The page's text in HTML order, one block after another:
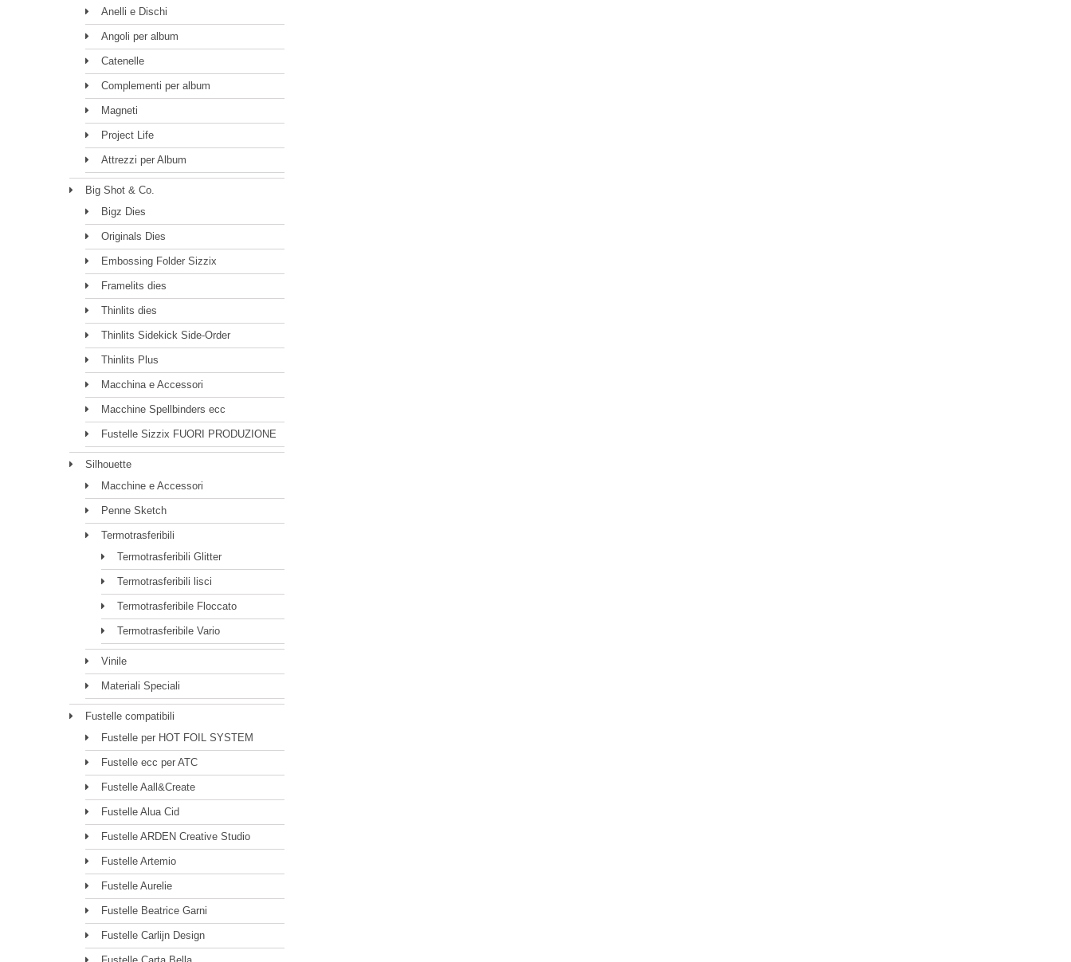
Anelli e Dischi
Angoli per album
Catenelle
Complementi per album
Magneti
Project Life
Attrezzi per Album
Big Shot & Co.
Bigz Dies
Originals Dies
Embossing Folder Sizzix
Framelits dies
Thinlits dies
Thinlits Sidekick Side-Order
Thinlits Plus
Macchina e Accessori
Macchine Spellbinders ecc
Fustelle Sizzix FUORI PRODUZIONE
Silhouette
Macchine e Accessori
Penne Sketch
Termotrasferibili
Termotrasferibili Glitter
Termotrasferibili lisci
Termotrasferibile Floccato
Termotrasferibile Vario
Vinile
Materiali Speciali
Fustelle compatibili
Fustelle per HOT FOIL SYSTEM
Fustelle ecc per ATC
Fustelle Aall&Create
Fustelle Alua Cid
Fustelle ARDEN Creative Studio
Fustelle Artemio
Fustelle Aurelie
Fustelle Beatrice Garni
Fustelle Carlijn Design